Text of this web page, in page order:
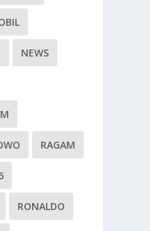
NEWS
RAGAM
RONALDO